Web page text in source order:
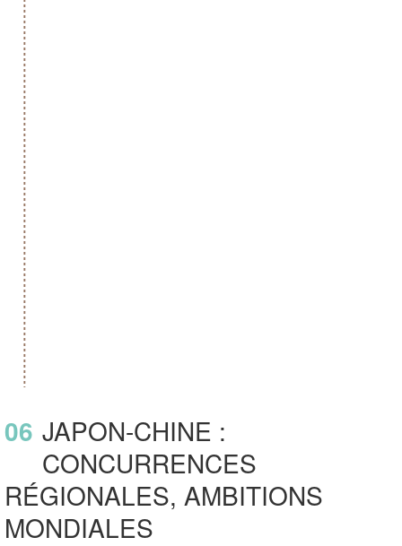
06 JAPON-CHINE :
CONCURRENCES
RÉGIONALES, AMBITIONS
MONDIALES